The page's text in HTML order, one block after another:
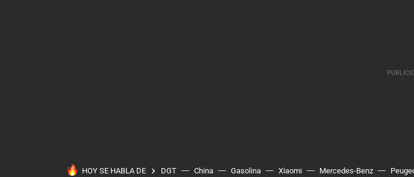
HOY SE HABLA DE DGT China Gasolina Xiaomi Mercedes-Benz